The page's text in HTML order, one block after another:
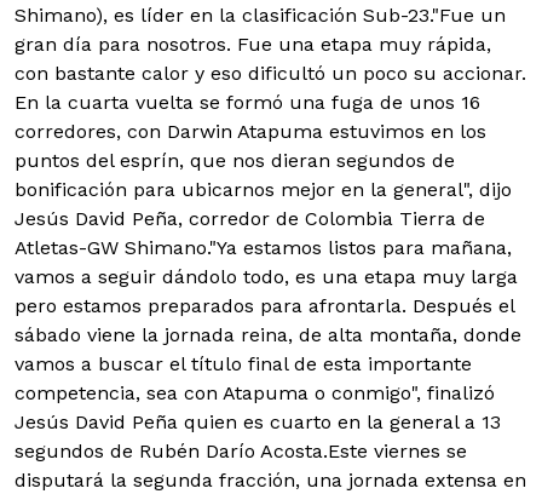
Shimano), es líder en la clasificación Sub-23."Fue un
gran día para nosotros. Fue una etapa muy rápida,
con bastante calor y eso dificultó un poco su accionar.
En la cuarta vuelta se formó una fuga de unos 16
corredores, con Darwin Atapuma estuvimos en los
puntos del esprín, que nos dieran segundos de
bonificación para ubicarnos mejor en la general", dijo
Jesús David Peña, corredor de Colombia Tierra de
Atletas-GW Shimano."Ya estamos listos para mañana,
vamos a seguir dándolo todo, es una etapa muy larga
pero estamos preparados para afrontarla. Después el
sábado viene la jornada reina, de alta montaña, donde
vamos a buscar el título final de esta importante
competencia, sea con Atapuma o conmigo", finalizó
Jesús David Peña quien es cuarto en la general a 13
segundos de Rubén Darío Acosta.Este viernes se
disputará la segunda fracción, una jornada extensa en